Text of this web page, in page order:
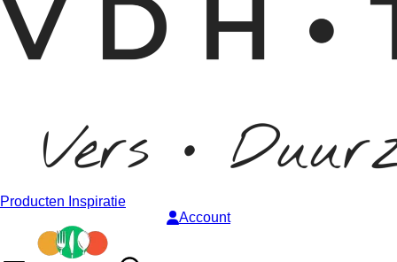
Producten Inspiratie
Account